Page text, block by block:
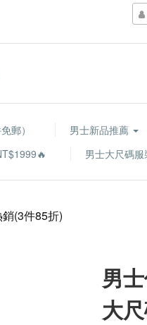
郵）
男士新品推薦
男士大尺碼服
(3件85折)
男
大